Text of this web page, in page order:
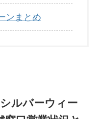
ンまとめ
ルバーウィー